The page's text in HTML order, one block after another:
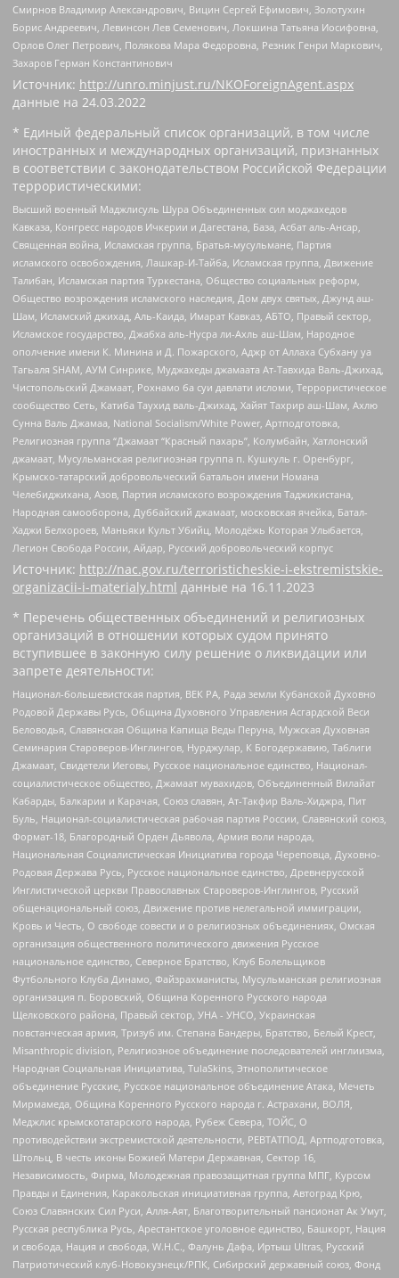
Смирнов Владимир Александрович, Вицин Сергей Ефимович, Золотухин
Борис Андреевич, Левинсон Лев Семенович, Локшина Татьяна Иосифовна,
Орлов Олег Петрович, Полякова Мара Федоровна, Резник Генри Маркович,
Захаров Герман Константинович
Источник: http://unro.minjust.ru/NKOForeignAgent.aspx
данные на 24.03.2022
* Единый федеральный список организаций, в том числе
иностранных и международных организаций, признанных
в соответствии с законодательством Российской Федерации
террористическими:
Высший военный Маджлисуль Шура Объединенных сил моджахедов
Кавказа, Конгресс народов Ичкерии и Дагестана, База, Асбат аль-Ансар,
Священная война, Исламская группа, Братья-мусульмане, Партия
исламского освобождения, Лашкар-И-Тайба, Исламская группа, Движение
Талибан, Исламская партия Туркестана, Общество социальных реформ,
Общество возрождения исламского наследия, Дом двух святых, Джунд аш-
Шам, Исламский джихад, Аль-Каида, Имарат Кавказ, АБТО, Правый сектор,
Исламское государство, Джабха аль-Нусра ли-Ахль аш-Шам, Народное
ополчение имени К. Минина и Д. Пожарского, Аджр от Аллаха Субхану уа
Тагьаля SHAM, АУМ Синрике, Муджахеды джамаата Ат-Тавхида Валь-Джихад,
Чистопольский Джамаат, Рохнамо ба суи давлати исломи, Террористическое
сообщество Сеть, Катиба Таухид валь-Джихад, Хайят Тахрир аш-Шам, Ахлю
Сунна Валь Джамаа, National Socialism/White Power, Артподготовка,
Религиозная группа “Джамаат “Красный пахарь”, Колумбайн, Хатлонский
джамаат, Мусульманская религиозная группа п. Кушкуль г. Оренбург,
Крымско-татарский добровольческий батальон имени Номана
Челебиджихана, Азов, Партия исламского возрождения Таджикистана,
Народная самооборона, Дуббайский джамаат, московская ячейка, Батал-
Хаджи Белхороев, Маньяки Культ Убийц, Молодёжь Которая Улыбается,
Легион Свобода России, Айдар, Русский добровольческий корпус
Источник: http://nac.gov.ru/terroristicheskie-i-ekstremistskie-
organizacii-i-materialy.html данные на 16.11.2023
* Перечень общественных объединений и религиозных
организаций в отношении которых судом принято
вступившее в законную силу решение о ликвидации или
запрете деятельности:
Национал-большевистская партия, ВЕК РА, Рада земли Кубанской Духовно
Родовой Державы Русь, Община Духовного Управления Асгардской Веси
Беловодья, Славянская Община Капища Веды Перуна, Мужская Духовная
Семинария Староверов-Инглингов, Нурджулар, К Богодержавию, Таблиги
Джамаат, Свидетели Иеговы, Русское национальное единство, Национал-
социалистическое общество, Джамаат мувахидов, Объединенный Вилайат
Кабарды, Балкарии и Карачая, Союз славян, Ат-Такфир Валь-Хиджра, Пит
Буль, Национал-социалистическая рабочая партия России, Славянский союз,
Формат-18, Благородный Орден Дьявола, Армия воли народа,
Национальная Социалистическая Инициатива города Череповца, Духовно-
Родовая Держава Русь, Русское национальное единство, Древнерусской
Инглистической церкви Православных Староверов-Инглингов, Русский
общенациональный союз, Движение против нелегальной иммиграции,
Кровь и Честь, О свободе совести и о религиозных объединениях, Омская
организация общественного политического движения Русское
национальное единство, Северное Братство, Клуб Болельщиков
Футбольного Клуба Динамо, Файзрахманисты, Мусульманская религиозная
организация п. Боровский, Община Коренного Русского народа
Щелковского района, Правый сектор, УНА - УНСО, Украинская
повстанческая армия, Тризуб им. Степана Бандеры, Братство, Белый Крест,
Misanthropic division, Религиозное объединение последователей инглиизма,
Народная Социальная Инициатива, TulaSkins, Этнополитическое
объединение Русские, Русское национальное объединение Атака, Мечеть
Мирмамеда, Община Коренного Русского народа г. Астрахани, ВОЛЯ,
Меджлис крымскотатарского народа, Рубеж Севера, ТОЙС, О
противодействии экстремистской деятельности, РЕВТАТПОД, Артподготовка,
Штольц, В честь иконы Божией Матери Державная, Сектор 16,
Независимость, Фирма, Молодежная правозащитная группа МПГ, Курсом
Правды и Единения, Каракольская инициативная группа, Автоград Крю,
Союз Славянских Сил Руси, Алля-Аят, Благотворительный пансионат Ак Умут,
Русская республика Русь, Арестантское уголовное единство, Башкорт, Нация
и свобода, Нация и свобода, W.H.С., Фалунь Дафа, Иртыш Ultras, Русский
Патриотический клуб-Новокузнецк/РПК, Сибирский державный союз, Фонд